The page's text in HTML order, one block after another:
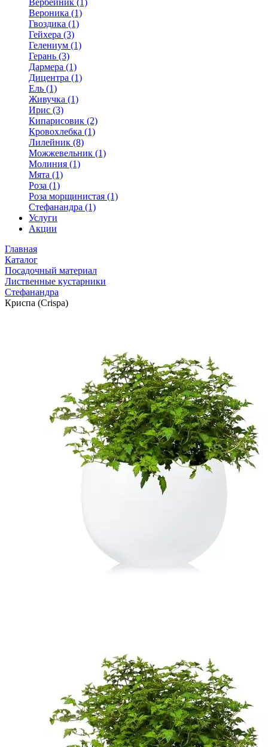
Вербейник (1)
Вероника (1)
Гвоздика (1)
Гейхера (3)
Гелениум (1)
Герань (3)
Дармера (1)
Дицентра (1)
Ель (1)
Живучка (1)
Ирис (3)
Кипарисовик (2)
Кровохлебка (1)
Лилейник (8)
Можжевельник (1)
Молиния (1)
Мята (1)
Роза (1)
Роза морщинистая (1)
Стефанандра (1)
Услуги
Акции
Главная
Каталог
Посадочный материал
Лиственные кустарники
Стефанандра
Криспа (Crispa)